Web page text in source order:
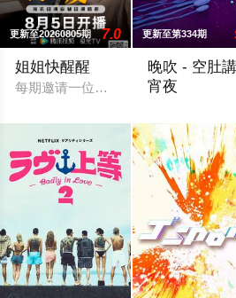
更新至20260805期 7.0
姐姐快醒醒
每期邀请一位有故事的女性嘉宾，围
更新至第334期
晚吹 - 空肚講
宵夜